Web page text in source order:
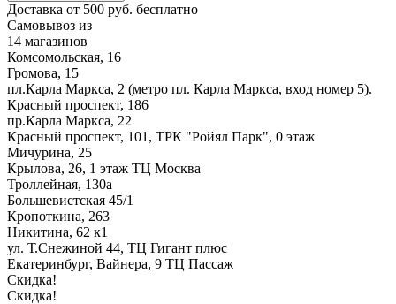
Доставка от 500 руб. бесплатно
Самовывоз из
14 магазинов
Комсомольская, 16
Громова, 15
пл.Карла Маркса, 2 (метро пл. Карла Маркса, вход номер 5).
Красный проспект, 186
пр.Карла Маркса, 22
Красный проспект, 101, ТРК "Ройял Парк", 0 этаж
Мичурина, 25
Крылова, 26, 1 этаж ТЦ Москва
Троллейная, 130а
Большевистская 45/1
Кропоткина, 263
Никитина, 62 к1
ул. Т.Снежиной 44, ТЦ Гигант плюс
Екатеринбург, Вайнера, 9 ТЦ Пассаж
Скидка!
Скидка!